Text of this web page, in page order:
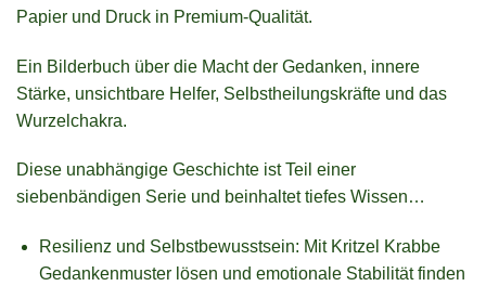
Papier und Druck in Premium-Qualität.
Ein Bilderbuch über die Macht der Gedanken, innere
Stärke, unsichtbare Helfer, Selbstheilungskräfte und das
Wurzelchakra.​
Diese unabhängige Geschichte ist Teil einer
siebenbändigen Serie und beinhaltet tiefes Wissen…
Resilienz und Selbstbewusstsein: Mit Kritzel Krabbe
Gedankenmuster lösen und emotionale Stabilität finden